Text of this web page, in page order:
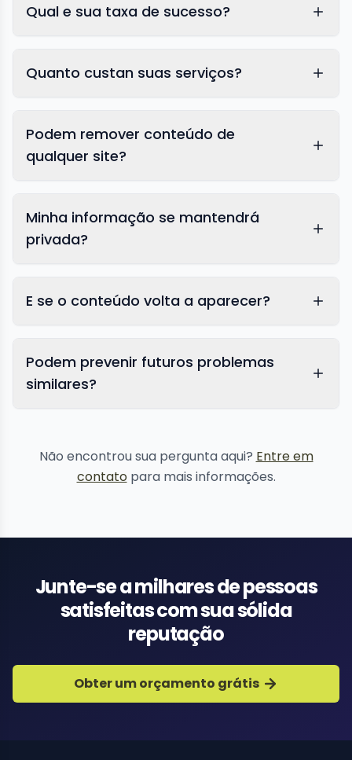
Qual e sua taxa de sucesso?
Quanto custan suas serviços?
Podem remover conteúdo de
qualquer site?
Minha informação se mantendrá
privada?
E se o conteúdo volta a aparecer?
Podem prevenir futuros problemas
similares?
Não encontrou sua pergunta aqui? Entre em
contato para mais informações.
Junte-se a milhares de pessoas
satisfeitas com sua sólida
reputação
Obter um orçamento grátis